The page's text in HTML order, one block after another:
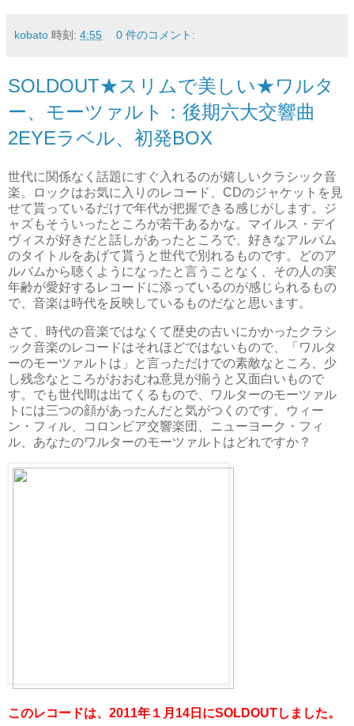
kobato 時刻: 4:55 0 件のコメント:
SOLDOUT★スリムで美しい★ワルタ
ー、モーツァルト：後期六大交響曲
2EYEラベル、初発BOX
世代に関係なく話題にすぐ入れるのが嬉しいクラシック音
楽。ロックはお気に入りのレコード、CDのジャケットを見
せて貰っているだけで年代が把握できる感じがします。ジ
ャズもそういったところが若干あるかな。マイルス・デイ
ヴィスが好きだと話しがあったところで、好きなアルバム
のタイトルをあげて貰うと世代で別れるものです。どのア
ルバムから聴くようになったと言うことなく、その人の実
年齢が愛好するレコードに添っているのが感じられるもの
で、音楽は時代を反映しているものだなと思います。
さて、時代の音楽ではなくて歴史の古いにかかったクラシ
ック音楽のレコードはそれほどではないもので、「ワルタ
ーのモーツァルトは」と言っただけでの素敵なところ、少
し残念なところがおおむね意見が揃うと又面白いもので
す。でも世代間は出てくるもので、ワルターのモーツァル
トには三つの顔があったんだと気がつくのです。ウィー
ン・フィル、コロンビア交響楽団、ニューヨーク・フィ
ル、あなたのワルターのモーツァルトはどれですか？
このレコードは、2011年１月14日にSOLDOUTしました。